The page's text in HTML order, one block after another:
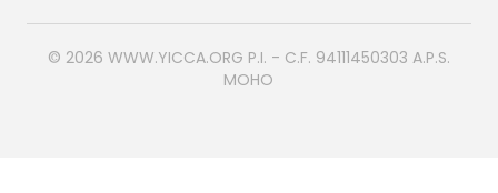
© 2026 WWW.YICCA.ORG P.I. - C.F. 94111450303 A.P.S.
MOHO